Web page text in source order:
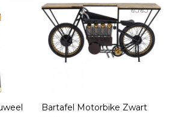
Bartafel Motorbike Zwart